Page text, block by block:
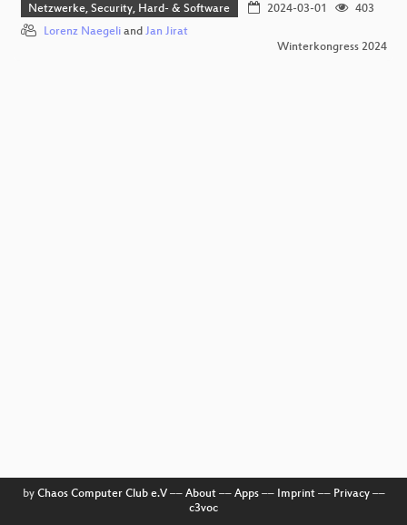
Netzwerke, Security, Hard- & Software 2024-03-01
403
Lorenz Naegeli and Jan Jirat
Winterkongress 2024
by Chaos Computer Club e.V–– About–– Apps–– Imprint–– Privacy––
c3voc